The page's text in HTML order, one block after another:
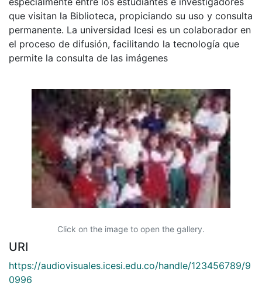
que visitan la Biblioteca, propiciando su uso y consulta
permanente. La universidad Icesi es un colaborador en
el proceso de difusión, facilitando la tecnología que
permite la consulta de las imágenes
Click on the image to open the gallery.
URI
https://audiovisuales.icesi.edu.co/handle/123456789/9
0996